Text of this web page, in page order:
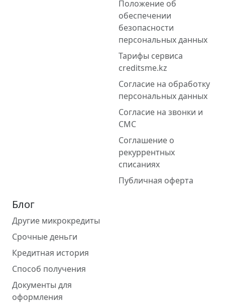
Положение об
обеспечении
безопасности
персональных данных
Тарифы сервиса
creditsme.kz
Согласие на обработку
персональных данных
Согласие на звонки и
СМС
Соглашение о
рекуррентных
списаниях
Публичная оферта
Блог
Другие микрокредиты
Срочные деньги
Кредитная история
Способ получения
Документы для
оформления